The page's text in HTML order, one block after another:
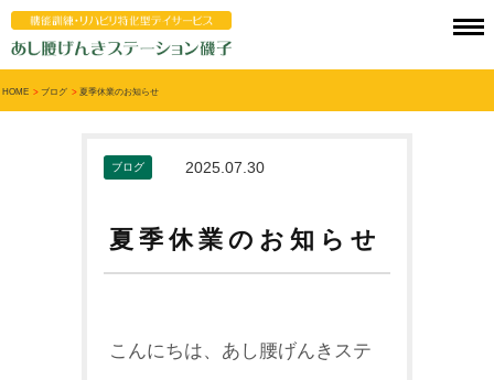
HOME > ブログ > 夏季休業のお知らせ
ブログ 2025.07.30
夏季休業のお知らせ
こんにちは、あし腰げんきステ